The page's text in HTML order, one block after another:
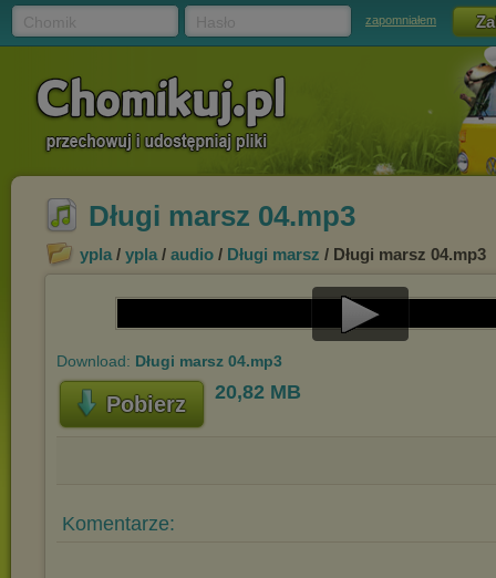
zapomniałem
Długi marsz 04.mp3
ypla / ypla / audio / Długi marsz / Długi marsz 04.mp3
Play
Download: Długi marsz 04.mp3
Pobierz 20,82 MB
Komentarze: